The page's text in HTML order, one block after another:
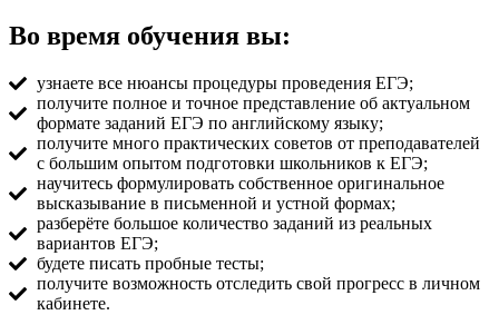
Во время обучения вы:
узнаете все нюансы процедуры проведения ЕГЭ;
получите полное и точное представление об актуальном
формате заданий ЕГЭ по английскому языку;
получите много практических советов от преподавателей
с большим опытом подготовки школьников к ЕГЭ;
научитесь формулировать собственное оригинальное
высказывание в письменной и устной формах;
разберёте большое количество заданий из реальных
вариантов ЕГЭ;
будете писать пробные тесты;
получите возможность отследить свой прогресс в личном
кабинете.